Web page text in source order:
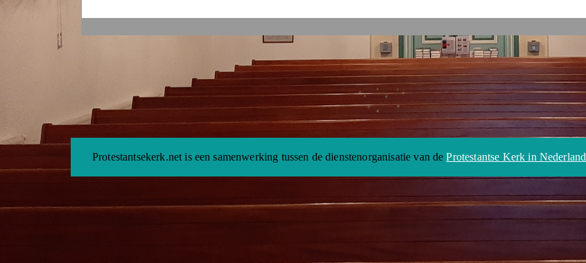
Protestantsekerk.net is een samenwerking tussen de dienstenorganisatie van deProtestantse Kerk in Nederland